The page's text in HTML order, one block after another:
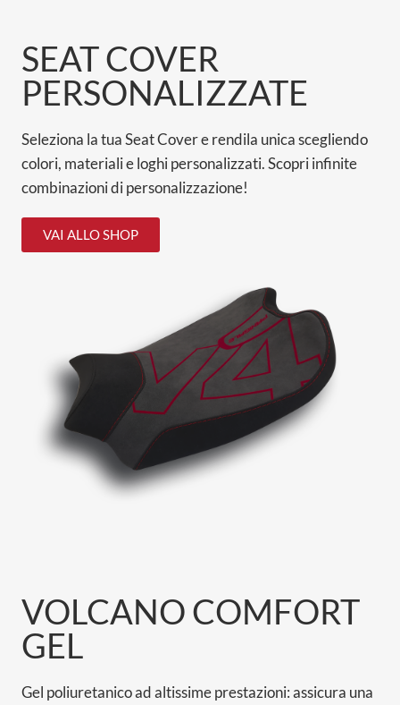
SEAT COVER
PERSONALIZZATE
Seleziona la tua Seat Cover e rendila unica scegliendo
colori, materiali e loghi personalizzati. Scopri infinite
combinazioni di personalizzazione!
VAI ALLO SHOP
VOLCANO COMFORT
GEL
Gel poliuretanico ad altissime prestazioni: assicura una